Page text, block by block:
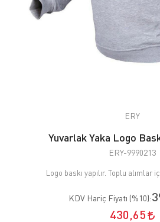
ERY
Yuvarlak Yaka Logo
ERY-9990213
Logo baskı yapılır. Toplu alımlar
KDV Hariç Fiyatı (%10):
430,65